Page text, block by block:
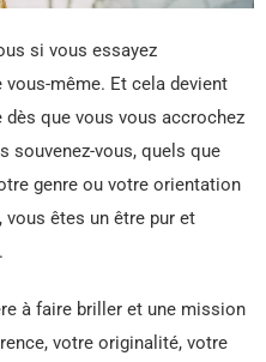
si vous essayez
même. Et cela devient
que vous vous accrochez
souvenez-vous, quels que
genre ou votre orientation
êtes un être pur et
à faire briller et une mission
votre originalité, votre